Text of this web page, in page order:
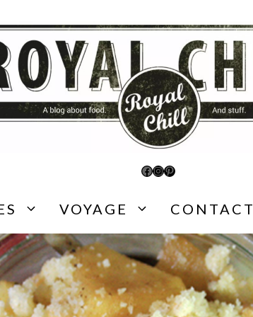
Facebook
Instagram
Pinterest
VOYAGE CONTACT